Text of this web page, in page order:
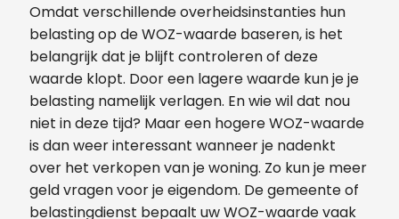
Omdat verschillende overheidsinstanties hun
belasting op de WOZ-waarde baseren, is het
belangrijk dat je blijft controleren of deze
waarde klopt. Door een lagere waarde kun je je
belasting namelijk verlagen. En wie wil dat nou
niet in deze tijd? Maar een hogere WOZ-waarde
is dan weer interessant wanneer je nadenkt
over het verkopen van je woning. Zo kun je meer
geld vragen voor je eigendom. De gemeente of
belastingdienst bepaalt uw WOZ-waarde vaak